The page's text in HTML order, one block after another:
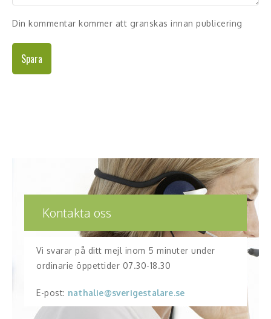
Din kommentar kommer att granskas innan publicering
Spara
Kontakta oss
Vi svarar på ditt mejl inom 5 minuter under
ordinarie öppettider 07.30-18.30
E-post: nathalie@sverigestalare.se